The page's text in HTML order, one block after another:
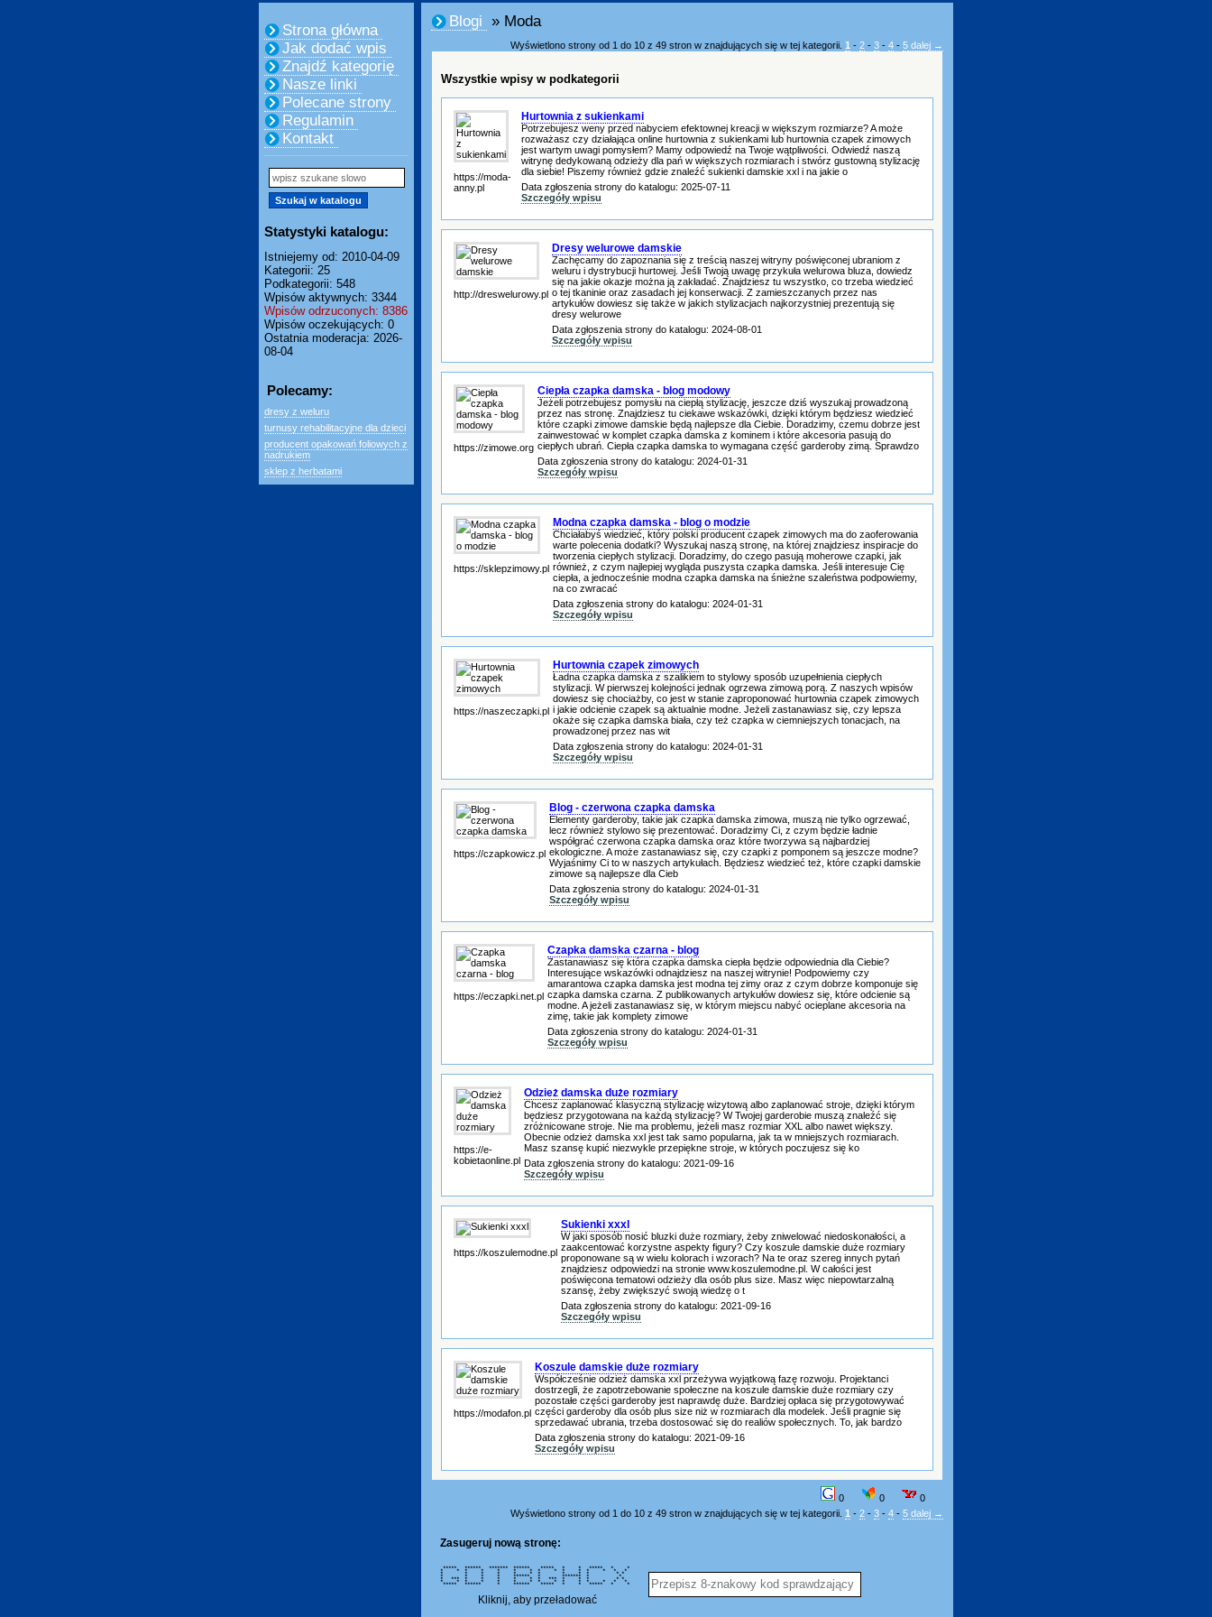
Strona główna
Jak dodać wpis
Znajdź kategorię
Nasze linki
Polecane strony
Regulamin
Kontakt
Statystyki katalogu:
Istniejemy od: 2010-04-09
Kategorii: 25
Podkategorii: 548
Wpisów aktywnych: 3344
Wpisów odrzuconych: 8386
Wpisów oczekujących: 0
Ostatnia moderacja: 2026-
08-04
Polecamy:
dresy z weluru
turnusy rehabilitacyjne dla dzieci
producent opakowań foliowych z
nadrukiem
sklep z herbatami
Blogi » Moda
Wyświetlono strony od 1 do 10 z 49 stron w znajdujących się w tej kategorii. 1 - 2 - 3 - 4 - 5 dalej →
Wszystkie wpisy w podkategorii
https://moda-
anny.pl
Hurtownia z sukienkami
Potrzebujesz weny przed nabyciem efektownej kreacji w większym rozmiarze? A może
rozważasz czy działająca online hurtownia z sukienkami lub hurtownia czapek zimowych
jest wartym uwagi pomysłem? Mamy odpowiedź na Twoje wątpliwości. Odwiedź naszą
witrynę dedykowaną odzieży dla pań w większych rozmiarach i stwórz gustowną stylizację
dla siebie! Piszemy również gdzie znaleźć sukienki damskie xxl i na jakie o
Data zgłoszenia strony do katalogu: 2025-07-11
Szczegóły wpisu
http://dreswelurowy.pl
Dresy welurowe damskie
Zachęcamy do zapoznania się z treścią naszej witryny poświęconej ubraniom z
weluru i dystrybucji hurtowej. Jeśli Twoją uwagę przykuła welurowa bluza, dowiedz
się na jakie okazje można ją zakładać. Znajdziesz tu wszystko, co trzeba wiedzieć
o tej tkaninie oraz zasadach jej konserwacji. Z zamieszczanych przez nas
artykułów dowiesz się także w jakich stylizacjach najkorzystniej prezentują się
dresy welurowe
Data zgłoszenia strony do katalogu: 2024-08-01
Szczegóły wpisu
https://zimowe.org
Ciepła czapka damska - blog modowy
Jeżeli potrzebujesz pomysłu na ciepłą stylizację, jeszcze dziś wyszukaj prowadzoną
przez nas stronę. Znajdziesz tu ciekawe wskazówki, dzięki którym będziesz wiedzieć
które czapki zimowe damskie będą najlepsze dla Ciebie. Doradzimy, czemu dobrze jest
zainwestować w komplet czapka damska z kominem i które akcesoria pasują do
ciepłych ubrań. Ciepła czapka damska to wymagana część garderoby zimą. Sprawdzo
Data zgłoszenia strony do katalogu: 2024-01-31
Szczegóły wpisu
https://sklepzimowy.pl
Modna czapka damska - blog o modzie
Chciałabyś wiedzieć, który polski producent czapek zimowych ma do zaoferowania
warte polecenia dodatki? Wyszukaj naszą stronę, na której znajdziesz inspiracje do
tworzenia ciepłych stylizacji. Doradzimy, do czego pasują moherowe czapki, jak
również, z czym najlepiej wygląda puszysta czapka damska. Jeśli interesuje Cię
ciepła, a jednocześnie modna czapka damska na śnieżne szaleństwa podpowiemy,
na co zwracać
Data zgłoszenia strony do katalogu: 2024-01-31
Szczegóły wpisu
https://naszeczapki.pl
Hurtownia czapek zimowych
Ładna czapka damska z szalikiem to stylowy sposób uzupełnienia ciepłych
stylizacji. W pierwszej kolejności jednak ogrzewa zimową porą. Z naszych wpisów
dowiesz się chociażby, co jest w stanie zaproponować hurtownia czapek zimowych
i jakie odcienie czapek są aktualnie modne. Jeżeli zastanawiasz się, czy lepsza
okaże się czapka damska biała, czy też czapka w ciemniejszych tonacjach, na
prowadzonej przez nas wit
Data zgłoszenia strony do katalogu: 2024-01-31
Szczegóły wpisu
https://czapkowicz.pl
Blog - czerwona czapka damska
Elementy garderoby, takie jak czapka damska zimowa, muszą nie tylko ogrzewać,
lecz również stylowo się prezentować. Doradzimy Ci, z czym będzie ładnie
współgrać czerwona czapka damska oraz które tworzywa są najbardziej
ekologiczne. A może zastanawiasz się, czy czapki z pomponem są jeszcze modne?
Wyjaśnimy Ci to w naszych artykułach. Będziesz wiedzieć też, które czapki damskie
zimowe są najlepsze dla Cieb
Data zgłoszenia strony do katalogu: 2024-01-31
Szczegóły wpisu
https://eczapki.net.pl
Czapka damska czarna - blog
Zastanawiasz się która czapka damska ciepła będzie odpowiednia dla Ciebie?
Interesujące wskazówki odnajdziesz na naszej witrynie! Podpowiemy czy
amarantowa czapka damska jest modna tej zimy oraz z czym dobrze komponuje się
czapka damska czarna. Z publikowanych artykułów dowiesz się, które odcienie są
modne. A jeżeli zastanawiasz się, w którym miejscu nabyć ocieplane akcesoria na
zimę, takie jak komplety zimowe
Data zgłoszenia strony do katalogu: 2024-01-31
Szczegóły wpisu
https://e-
kobietaonline.pl
Odzież damska duże rozmiary
Chcesz zaplanować klasyczną stylizację wizytową albo zaplanować stroje, dzięki którym
będziesz przygotowana na każdą stylizację? W Twojej garderobie muszą znaleźć się
zróżnicowane stroje. Nie ma problemu, jeżeli masz rozmiar XXL albo nawet większy.
Obecnie odzież damska xxl jest tak samo popularna, jak ta w mniejszych rozmiarach.
Masz szansę kupić niezwykle przepiękne stroje, w których poczujesz się ko
Data zgłoszenia strony do katalogu: 2021-09-16
Szczegóły wpisu
https://koszulemodne.pl
Sukienki xxxl
W jaki sposób nosić bluzki duże rozmiary, żeby zniwelować niedoskonałości, a
zaakcentować korzystne aspekty figury? Czy koszule damskie duże rozmiary
proponowane są w wielu kolorach i wzorach? Na te oraz szereg innych pytań
znajdziesz odpowiedzi na stronie www.koszulemodne.pl. W całości jest
poświęcona tematowi odzieży dla osób plus size. Masz więc niepowtarzalną
szansę, żeby zwiększyć swoją wiedzę o t
Data zgłoszenia strony do katalogu: 2021-09-16
Szczegóły wpisu
https://modafon.pl
Koszule damskie duże rozmiary
Współcześnie odzież damska xxl przeżywa wyjątkową fazę rozwoju. Projektanci
dostrzegli, że zapotrzebowanie społeczne na koszule damskie duże rozmiary czy
pozostałe części garderoby jest naprawdę duże. Bardziej opłaca się przygotowywać
części garderoby dla osób plus size niż w rozmiarach dla modelek. Jeśli pragnie się
sprzedawać ubrania, trzeba dostosować się do realiów społecznych. To, jak bardzo
Data zgłoszenia strony do katalogu: 2021-09-16
Szczegóły wpisu
0 0
0
Wyświetlono strony od 1 do 10 z 49 stron w znajdujących się w tej kategorii. 1 - 2 - 3 - 4 - 5 dalej →
Zasugeruj nową stronę:
***** ****** ******* ****** ***** * * ***** * *
* * * * * * * * * * * * * * *
* * * * * * * * * * * *
* * * * ****** * ******* * *
* *** * * * * * * *** * * * * *
* * * * * * * * * * * * * * *
***** ****** * ****** ***** * * ***** * *
Kliknij, aby przeładować